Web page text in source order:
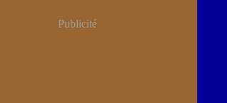
Publicité